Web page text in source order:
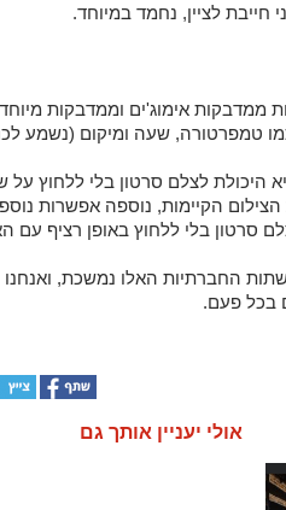
חייבת לציין, נחמד במיוחד.
ממדבקות אימוג'ים וממדבקות
טמפרטורה, שעה ומיקום (נשמע
היכולת לצלם סרטון בלי ללחוץ
החברתיות האלו נמשכת, ואנחנו
בכל פעם.
אולי יעניין אותך גם